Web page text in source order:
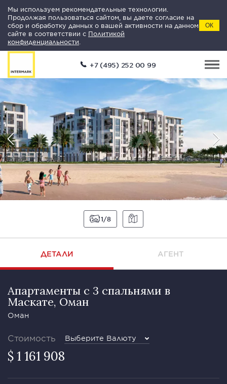
Мы используем рекомендательные технологии.
Продолжая пользоваться сайтом, вы даете согласие на
сбор и обработку данных о вашей активности на данном
сайте в соответствии с Политикой
конфиденциальности
ОК
+7 (495) 252 00 99
1 8
ДЕТАЛИ АГЕНТ
Апартаменты с 3 спальнями в
Маскате, Оман
Оман
Стоимость Выберите Валюту
$ 1 161 908